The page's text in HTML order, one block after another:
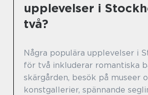
upplevelser i
två?
Några populära upplevelser i
för två inkluderar romantiska
skärgården, besök på museer
konstgallerier, spännande